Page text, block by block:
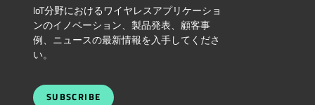
IoT分野におけるワイヤレスアプリケーショ
ンのイノベーション、製品発表、顧客事
例、ニュースの最新情報を入手してくださ
い。
SUBSCRIBE